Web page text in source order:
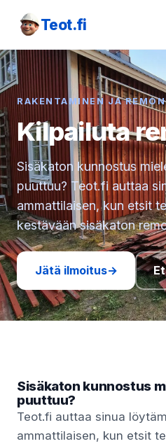
Teot.fi
RAKENTAMINEN JA
Kilpailuta
Sisäkaton kunnostus
puuttuu? Teot.fi auttaa
ammattilaisen, kun etsit
kestävään sisäkaton
Jätä ilmoitus→
Sisäkaton kunnostus
puuttuu?
Teot.fi auttaa sinua
ammattilaisen, kun etsit